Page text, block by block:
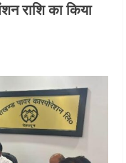
राशि का किया